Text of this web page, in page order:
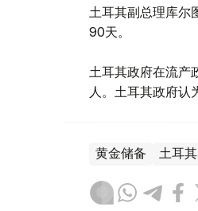
土耳其副总理库尔
90天。
土耳其政府在流产
人。土耳其政府认
黄金储备 土耳其